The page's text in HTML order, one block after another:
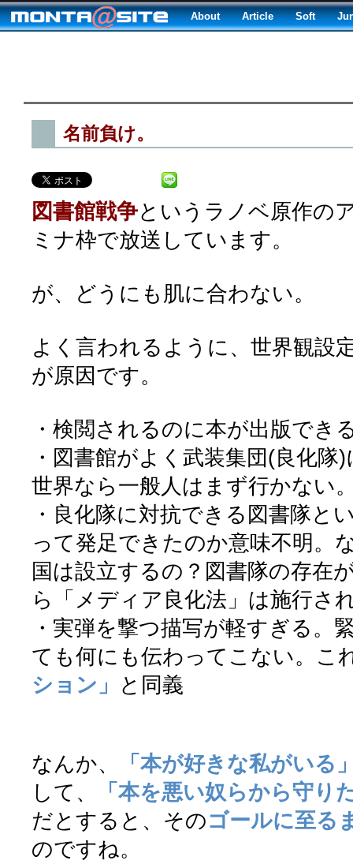
About Article Soft
名前負け。
図書館戦争というラノベ原作の
ミナ枠で放送しています。
が、どうにも肌に合わない。
よく言われるように、世界観設
が原因です。
・検閲されるのに本が出版でき
・図書館がよく武装集団(良化
世界なら一般人はまず行かない
・良化隊に対抗できる図書隊と
って発足できたのか意味不明。
国は設立するの？図書隊の存在
ら「メディア良化法」は施行さ
・実弾を撃つ描写が軽すぎる。
ても何にも伝わってこない。こ
ション」
と同義
なんか、
「本が好きな私がいる
して、
「本を悪い奴らから守り
だとすると、そのゴールに至る
のですね。